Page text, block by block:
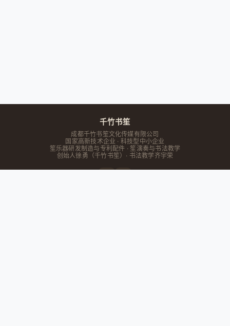
千竹书笙
成都千竹书笙文化传媒有限公司
国家高新技术企业 · 科技型中小企业
笙乐器研发制造与专利配件 · 笙演奏与书法教学
创始人徐勇 （千竹书笙）· 书法教学齐宇荣